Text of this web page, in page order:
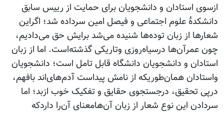
ازسوی استادان و دانشجویان برای حمایت از رییس سابق
دانشکدۀ علوم اجتماعی و فیصل امین سرداده شد؛ اگراین
شعارها از زبان توده‌ها شنیده می‌شد برایش حق می‌دادیم،
چون عمرآن‌ها درسیاه‌روزی وتاریکی گذشته‌است. اما از زبان
استادان و دانشجویان دانشگاه قابل تامل است؛ دانشجویان
واستادان همان‌طوریکه از نامش پیداست آدم‌های‌اند بافهم،
درپی تحقیق، درجستجوی حقایق و تفکیک خوب ازبد؛ اما
سردادن این نوع شعار از زبان آن‌هامعنای آن‌را داردکه